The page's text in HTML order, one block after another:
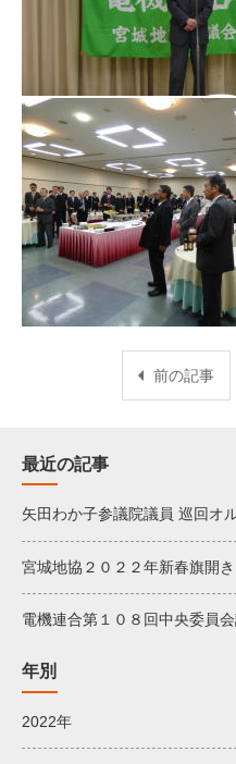
前の記事
最近の記事
矢田わか子参議院議員 巡回オ
宮城地協２０２２年新春旗開
電機連合第１０８回中央委員
年別
2022年